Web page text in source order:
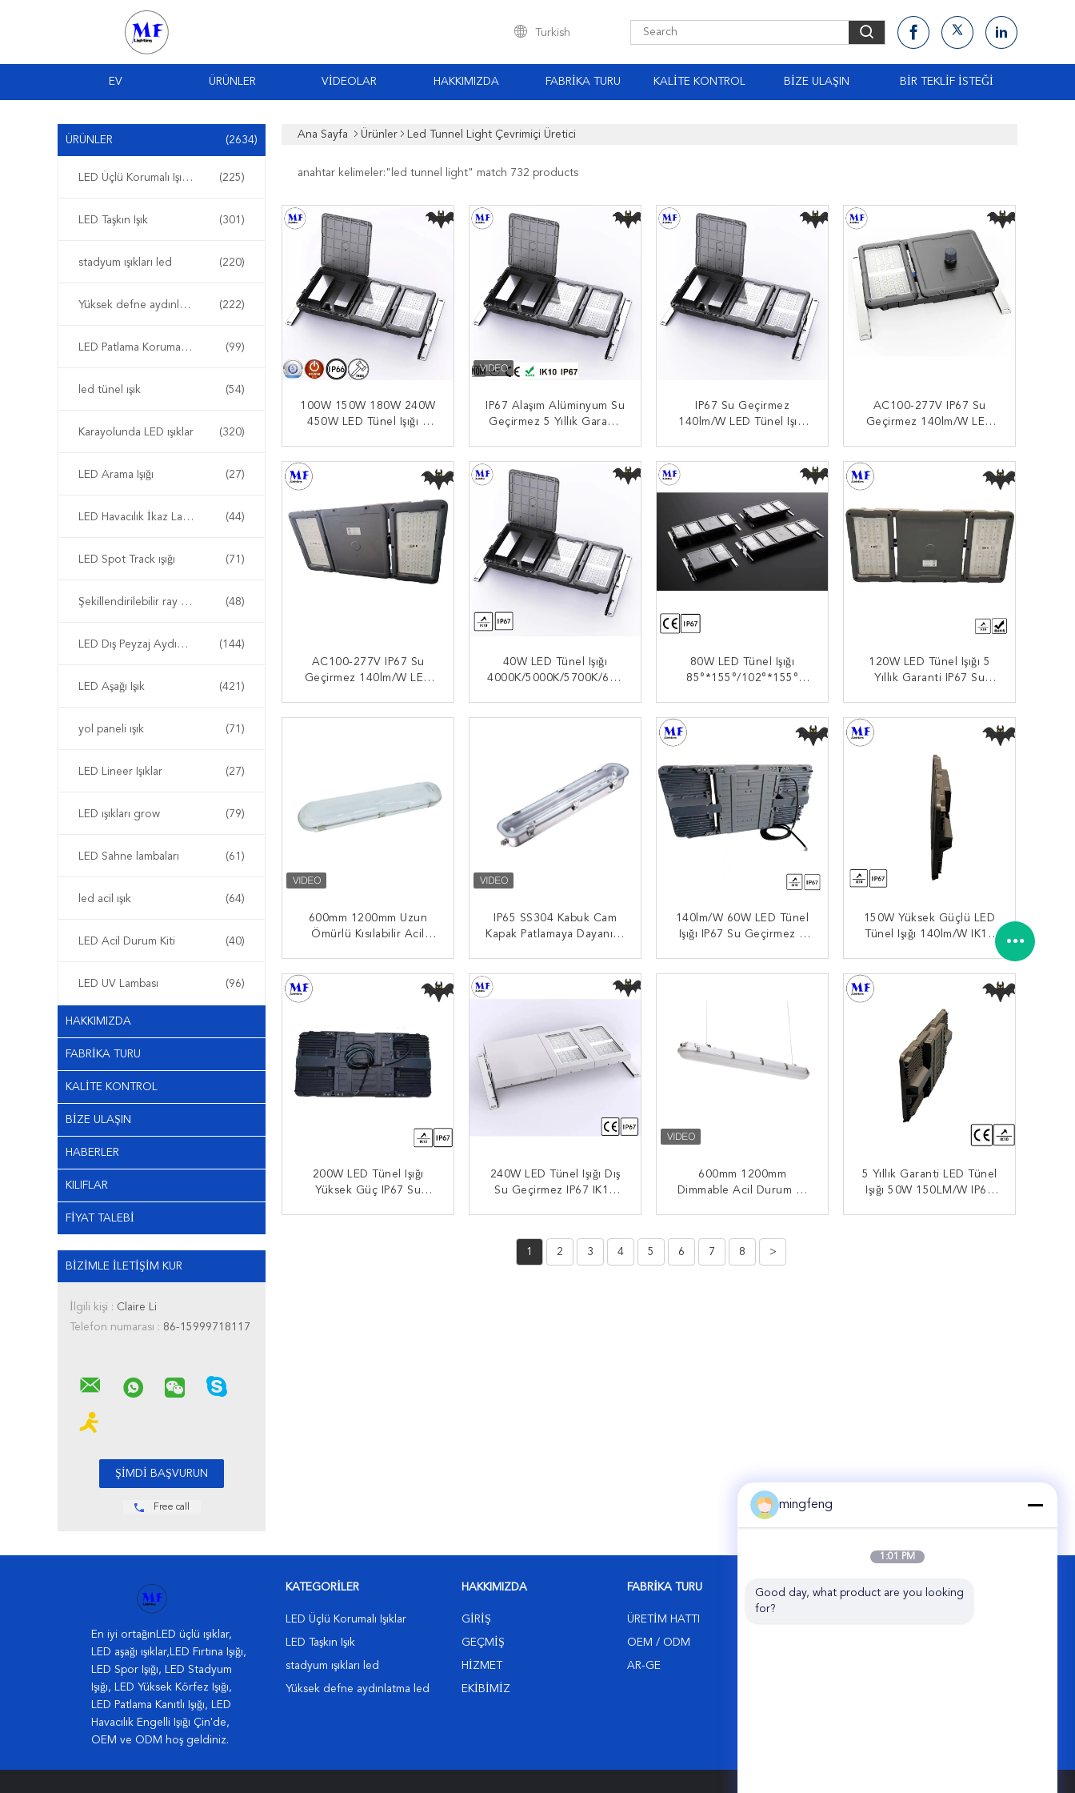
Turkish
EV ÜRÜNLER VIDEOLAR HAKKIMIZDA FABRIKA TURU KALITE KONTROL BIZE ULAŞIN BIR TEKLIF ISTEĞI
ÜRÜNLER (2634)
LED Üçlü Korumalı Işıklar (225)
LED Taşkın Işık (301)
stadyum ışıkları led (220)
Yüksek defne aydınlatma led (222)
LED Patlama Korumalı Işıklar (99)
led tünel ışık (54)
Karayolunda LED ışıklar (320)
LED Arama Işığı (27)
LED Havacılık İkaz Lambası (44)
LED Spot Track ışığı (71)
Şekillendirilebilir ray lambası (48)
LED Dış Peyzaj Aydınlatma (144)
LED Aşağı Işık (421)
yol paneli ışık (71)
LED Lineer Işıklar (27)
LED ışıkları grow (79)
LED Sahne lambaları (61)
led acil ışık (64)
LED Acil Durum Kiti (40)
LED UV Lambası (96)
HAKKIMIZDA
FABRIKA TURU
KALITE KONTROL
BIZE ULAŞIN
HABERLER
KILIFLAR
FIYAT TALEBI
BIZIMLE ILETIŞIM KUR
İlgili kişi : Claire Li
Telefon numarası : 86-15999718117
Free call
Ana Sayfa Ürünler Led Tunnel Light Çevrimiçi Üretici
anahtar kelimeler:" led tunnel light" match 732 products
100W 150W 180W 240W
450W LED Tünel Işığı 5
ŞIMDI BAŞVURUN
IP67 Alaşım Alüminyum Su
Geçirmez 5 Yıllık Garanti
ŞIMDI BAŞVURUN
IP67 Su Geçirmez
140lm/W LED Tünel Işığı
ŞIMDI BAŞVURUN
AC100-277V IP67 Su
Geçirmez 140lm/W LED
200W400W480W Dış
ŞIMDI BAŞVURUN
AC100-277V IP67 Su
Geçirmez 140lm/W LED
ŞIMDI BAŞVURUN
40W LED Tünel Işığı
4000K/5000K/5700K/650
ŞIMDI BAŞVURUN
80W LED Tünel Işığı
85°*155°/102°*155°
Garanti IK10 4000K Tünel
ŞIMDI BAŞVURUN
120W LED Tünel Işığı 5
Yıllık Garanti IP67 Su
ŞIMDI BAŞVURUN
600mm 1200mm Uzun
Ömürlü Kısılabilir Acil
ŞIMDI BAŞVURUN
IP65 SS304 Kabuk Cam
Kapak Patlamaya Dayanıklı
ŞIMDI BAŞVURUN
140lm/W 60W LED Tünel
Işığı IP67 Su Geçirmez 5
ŞIMDI BAŞVURUN
150W Yüksek Güçlü LED
Tünel Işığı 140lm/W IK10
ŞIMDI BAŞVURUN
200W LED Tünel Işığı
Yüksek Güç IP67 Su
240W LED Tünel Işığı Dış
Su Geçirmez IP67 IK10
Caddesi Için
600mm 1200mm
Dimmable Acil Durum Pil
5 Yıllık Garanti LED Tünel
Işığı 50W 150LM/W IP67
1 2 3 4 5 6 7 8 >
En iyi ortağınLED üçlü ışıklar,
LED aşağı ışıklar,LED Fırtına Işığı,
LED Spor Işığı, LED Stadyum
Işığı, LED Yüksek Körfez Işığı,
LED Patlama Kanıtlı Işığı, LED
Havacılık Engelli Işığı Çin'de,
OEM ve ODM hoş geldiniz.
KATEGORILER
LED Üçlü Korumalı Işıklar
LED Taşkın Işık
stadyum ışıkları led
Yüksek defne aydınlatma led
HAKKIMIZDA
GIRIŞ
GEÇMIŞ
HIZMET
EKIBIMIZ
FABRIKA TURU
ÜRETIM HATTI
OEM / ODM
AR-GE
BIZE ULAŞIN
mingfeng
1:01 PM
Good day, what product are you looking
for?